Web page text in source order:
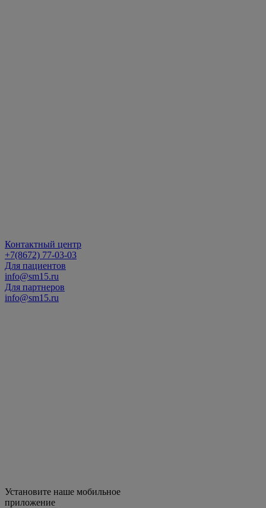
Контактный центр
+7(8672) 77-03-03
Для пациентов
info@sm15.ru
Для партнеров
info@sm15.ru
Установите наше мобильное
приложение